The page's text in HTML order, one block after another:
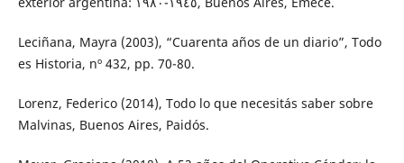
Leciñana, Mayra (2003), “Cuarenta años de un diario”, Todo
es Historia, nº 432, pp. 70-80.
Lorenz, Federico (2014), Todo lo que necesitás saber sobre
Malvinas, Buenos Aires, Paidós.